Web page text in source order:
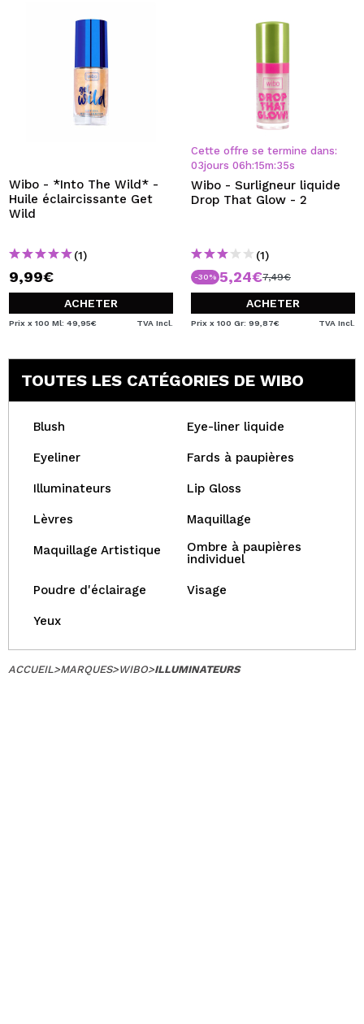
Wibo - *Into The Wild* -
Huile éclaircissante Get
Wild
(1)
9,99€
ACHETER
Prix x 100 Ml: 49,95€ TVA Incl.
Cette offre se termine dans:
03jours 06 h:15m:34s
Wibo - Surligneur liquide
Drop That Glow - 2
(1)
-30% 5,24€7,49€
ACHETER
Prix x 100 Gr: 99,87€ TVA Incl.
TOUTES LES CATÉGORIES DE WIBO
Blush Eye-liner liquide
Eyeliner Fards à paupières
Illuminateurs Lip Gloss
Lèvres Maquillage
Maquillage Artistique
Ombre à paupières
individuel
Poudre d'éclairage Visage
Yeux
ACCUEIL>MARQUES>WIBO>ILLUMINATEURS